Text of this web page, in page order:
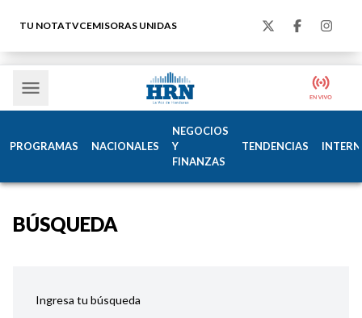
TU NOTATVCEMISORAS UNIDAS
PROGRAMAS NACIONALES
NEGOCIOS
Y
FINANZAS
TENDENCIAS
BÚSQUEDA
Ingresa tu búsqueda